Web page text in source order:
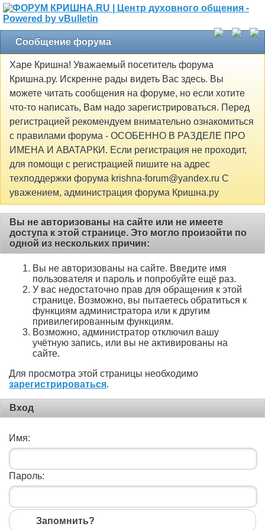
Сообщение форума
Харе Кришна! Уважаемый посетитель форума
Кришна.ру. Искренне рады видеть Вас здесь. Вы
можете читать сообщения на форуме, но если хотите
что-то написать, Вам надо зарегистрироваться. Перед
регистрацией рекомендуем внимательно ознакомиться
с правилами форума - ОСОБЕННО В РАЗДЕЛЕ ПРО
ИМЕНА И АВАТАРКИ. Если регистрация не проходит,
для помощи с регистрацией пишите на адрес
техподдержки форума krishna-forum@yandex.ru С
уважением, администрация форума Кришна.ру
Вы не авторизованы на сайте или не имеете
доступа к этой странице. Это могло произойти по
одной из нескольких причин:
Вы не авторизованы на сайте. Введите имя
пользователя и пароль и попробуйте ещё раз.
У вас недостаточно прав для обращения к этой
странице. Возможно, вы пытаетесь обратиться к
функциям администратора или к другим
привилегированным функциям.
Возможно, администратор отключил вашу
учётную запись, или вы не активированы на
сайте.
Для просмотра этой страницы необходимо
зарегистрироваться.
Вход
Имя:
Пароль:
Запомнить?